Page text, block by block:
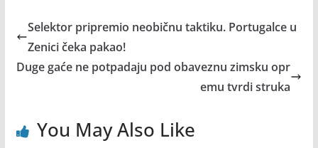
Selektor pripremio neobičnu taktiku. Portugalce u
Zenici čeka pakao!
Duge gaće ne potpadaju pod obaveznu zimsku opr
emu tvrdi struka
You May Also Like